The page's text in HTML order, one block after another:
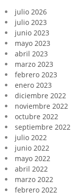
julio 2026
julio 2023
junio 2023
mayo 2023
abril 2023
marzo 2023
febrero 2023
enero 2023
diciembre 2022
noviembre 2022
octubre 2022
septiembre 2022
julio 2022
junio 2022
mayo 2022
abril 2022
marzo 2022
febrero 2022